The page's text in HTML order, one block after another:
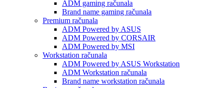
ADM gaming računala
Brand name gaming računala
Premium računala
ADM Powered by ASUS
ADM Powered by CORSAIR
ADM Powered by MSI
Workstation računala
ADM Powered by ASUS Workstation
ADM Workstation računala
Brand name workstation računala